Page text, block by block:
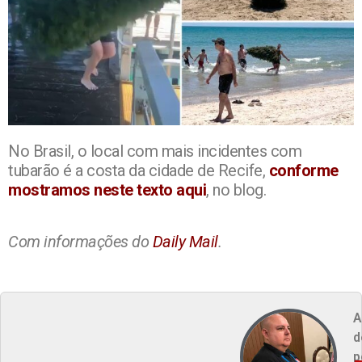
No Brasil, o local com mais incidentes com
tubarão é a costa da cidade de Recife, conforme
mostramos neste texto aqui, no blog.
Com informações do Daily Mail.